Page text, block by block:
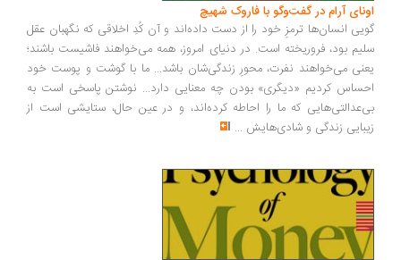
اونای آرام در گفت‌وگو با فاروک شهیچ‭
گویی انسان‌ها ترمزِ خود را از دست داده‌اند و آن کُدِ اخلاقی که نگهبان عقل
سلیم بود، فروریخته است. در دنیای امروز، همه می‌خواهند فاشیست باشند؛
یعنی می‌خواهند نفرت، محورِ زندگی‌شان باشد... ما با گوشت و پوست خود
احساس کردیم «دیگری» بودن چه معنایی دارد... نوشتن پاسخی است به
بی‌عدالتی‌هایی که ما را احاطه کرده‌اند، و در عین حال، ستایشی است از
زیبایی زندگی و شادی‌هایش ...